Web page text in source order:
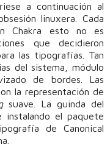
a continuación al
linuxera. Cada
Chakra esto no es
que decidieron
las tipografías. Tan
del sistema, módulo
de bordes. Las
la representación de
suave. La guinda del
el paquete
de Canonical